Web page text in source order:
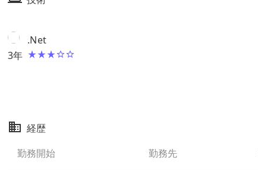
3年
.Net
経歴
勤務開始
勤務先